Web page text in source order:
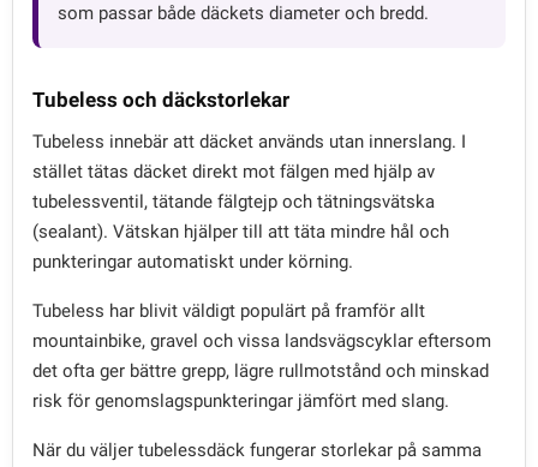
som passar både däckets diameter och bredd.
Tubeless och däckstorlekar
Tubeless innebär att däcket används utan innerslang. I
stället tätas däcket direkt mot fälgen med hjälp av
tubelessventil, tätande fälgtejp och tätningsvätska
(sealant). Vätskan hjälper till att täta mindre hål och
punkteringar automatiskt under körning.
Tubeless har blivit väldigt populärt på framför allt
mountainbike, gravel och vissa landsvägscyklar eftersom
det ofta ger bättre grepp, lägre rullmotstånd och minskad
risk för genomslagspunkteringar jämfört med slang.
När du väljer tubelessdäck fungerar storlekar på samma